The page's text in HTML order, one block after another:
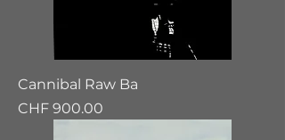
Cannibal Raw Ba
Preis
CHF 900.00